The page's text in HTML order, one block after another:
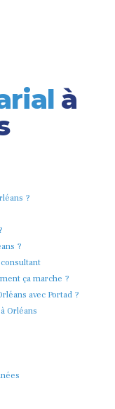
à
?
?
ça marche ?
avec Portad ?
Orléans